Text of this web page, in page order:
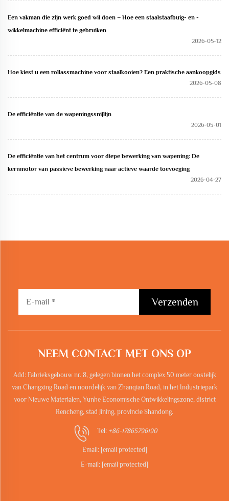
Een vakman die zijn werk goed wil doen – Hoe een staalstaafbuig- en -
wikkelmachine efficiënt te gebruiken
2026-05-12
Hoe kiest u een rollassmachine voor staalkooien? Een praktische aankoopgids
2026-05-08
De efficiëntie van de wapeningssnijlijn
2026-05-01
De efficiëntie van het centrum voor diepe bewerking van wapening: De
kernmotor van passieve bewerking naar actieve waarde toevoeging
2026-04-27
Verzenden
NEEM CONTACT MET ONS OP
Add: Fabrieksgebouw nr. 8, gelegen binnen het complex 50 meter oostelijk
van Changxing Road en noordelijk van Zhanqian Road, in het Industriepark
voor Nieuwe Materialen, Yunhe Economische Ontwikkelingszone, district
Rencheng, stad Jining, provincie Shandong.
Tel: +86-17865796190
Email: [email protected]
E-mail: [email protected]